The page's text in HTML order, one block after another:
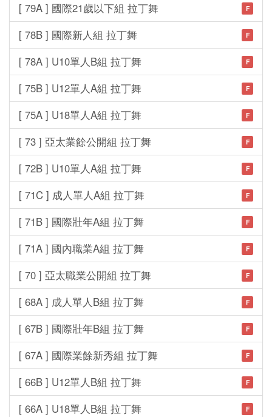
[ 79A ] 國際21歲以下組 拉丁舞 F
[ 78B ] 國際新人組 拉丁舞 F
[ 78A ] U10單人B組 拉丁舞 F
[ 75B ] U12單人A組 拉丁舞 F
[ 75A ] U18單人A組 拉丁舞 F
[ 73 ] 亞太業餘公開組 拉丁舞 F
[ 72B ] U10單人A組 拉丁舞 F
[ 71C ] 成人單人A組 拉丁舞 F
[ 71B ] 國際壯年A組 拉丁舞 F
[ 71A ] 國內職業A組 拉丁舞 F
[ 70 ] 亞太職業公開組 拉丁舞 F
[ 68A ] 成人單人B組 拉丁舞 F
[ 67B ] 國際壯年B組 拉丁舞 F
[ 67A ] 國際業餘新秀組 拉丁舞 F
[ 66B ] U12單人B組 拉丁舞 F
[ 66A ] U18單人B組 拉丁舞 F